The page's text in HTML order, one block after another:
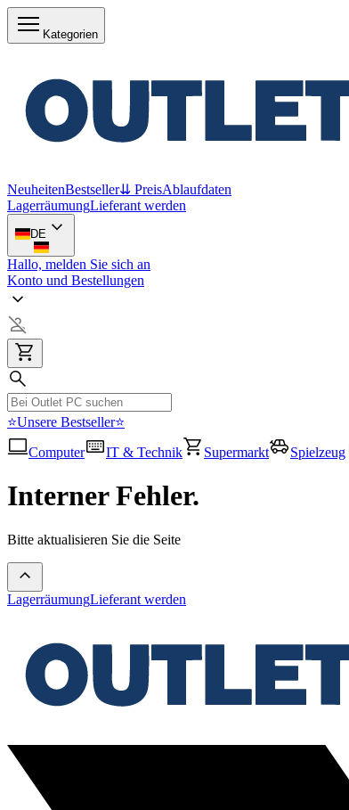
Kategorien
NeuheitenBestseller⇊ PreisAblaufdaten
LagerräumungLieferant werden
DE
Hallo, melden Sie sich an
Konto und Bestellungen
⭐Unsere Bestseller⭐
Computer
IT & Technik Supermarkt Spielzeug
Interner Fehler.
Bitte aktualisieren Sie die Seite
LagerräumungLieferant werden